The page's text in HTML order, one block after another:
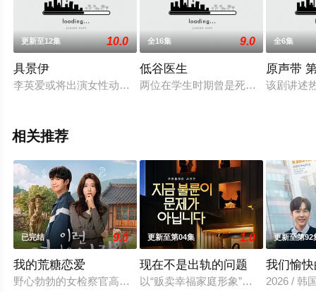
更新至12集 10.0
具景伊
李英爱或将出演女性动作惊悚新剧《惊奇的具璟伊》(경이로운
全16集 9.0
低谷医生
两位在学生时期曾是死对头的优秀医
全6集
原声带
该剧讲述
相关推荐
已完结 9.0
我的荒糖恋爱
野心勃勃的女检察官高恩世（贺营 饰）意外失忆，住进拳击教
更新至第04集 1.0
现在不是出轨的问题
以“贩卖幸福家庭形象”赚钱的网红夫
更新至第92
我们愉
2026 / 韩